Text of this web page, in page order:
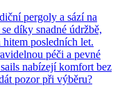
pergoly a sází na
díky snadné údržbě,
posledních let.
péči a pevné
nabízejí komfort bez
pozor při výběru?